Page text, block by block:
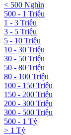
< 500 Nghìn
500 - 1 Triệu
1 - 3 Triệu
3 - 5 Triệu
5 - 10 Triệu
10 - 30 Triệu
30 - 50 Triệu
50 - 80 Triệu
80 - 100 Triệu
100 - 150 Triệu
150 - 200 Triệu
200 - 300 Triệu
300 - 500 Triệu
500 - 1 Tỷ
> 1 Tỷ